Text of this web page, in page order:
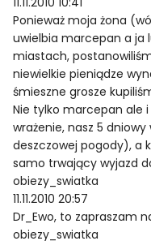
Ponieważ moja żona
uwielbia marcepan a ja
miastach,
niewielkie pieniądze
śmieszne grosze
Nie tylko marcepan ale
wrażenie, nasz 5
deszczowej pogody), a
samo trwający wyjazd
obiezy_swiatka
11.11.2010 20:57
Dr_Ewo, to zapraszam
obiezy_swiatka